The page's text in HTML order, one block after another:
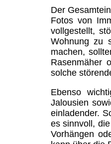
Der
Fotos von
vollgestellt,
Wohnung zu
machen,
Rasenmäher
solche
Ebenso
Jalousien
einladender.
es sinnvoll,
Vorhängen